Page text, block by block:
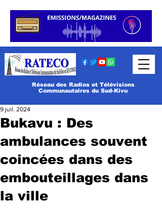
Réseau des Radios et Télévisions
Communautaires du Sud-Kivu
Bukavu : Des
ambulances souvent
coincées dans des
embouteillages dans
la ville
9 juil. 2024